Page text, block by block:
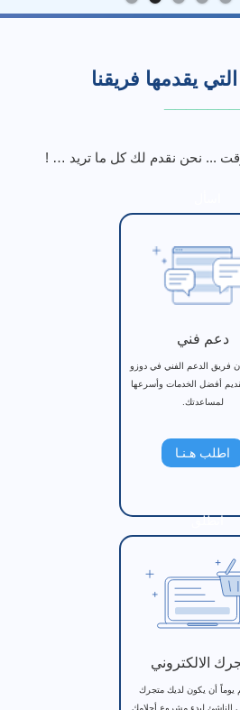
يقدمها فريقنا
... نحن نقدم لك كل ما تريد … !
دعم فني
فريق الدعم الفني في دوزو
أفضل الخدمات وأسرعها
لمساعدتك.
اطلب هـنـا
انطلق
الالكتروني
يوماً أن يكون لديك متجرك